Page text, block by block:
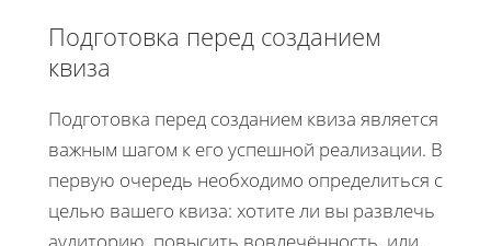
Подготовка перед созданием
квиза
Подготовка перед созданием квиза является
важным шагом к его успешной реализации. В
первую очередь необходимо определиться с
целью вашего квиза: хотите ли вы развлечь
аудиторию, повысить вовлечённость, или,